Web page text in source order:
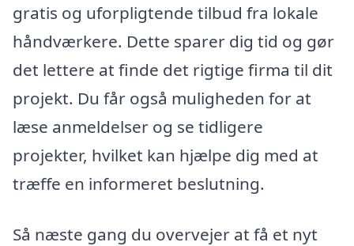
gratis og uforpligtende tilbud fra lokale
håndværkere. Dette sparer dig tid og gør
det lettere at finde det rigtige firma til dit
projekt. Du får også muligheden for at
læse anmeldelser og se tidligere
projekter, hvilket kan hjælpe dig med at
træffe en informeret beslutning.
Så næste gang du overvejer at få et nyt